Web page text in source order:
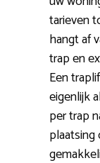
tarieven
hangt af
trap en
Een
eigenlijk
per trap